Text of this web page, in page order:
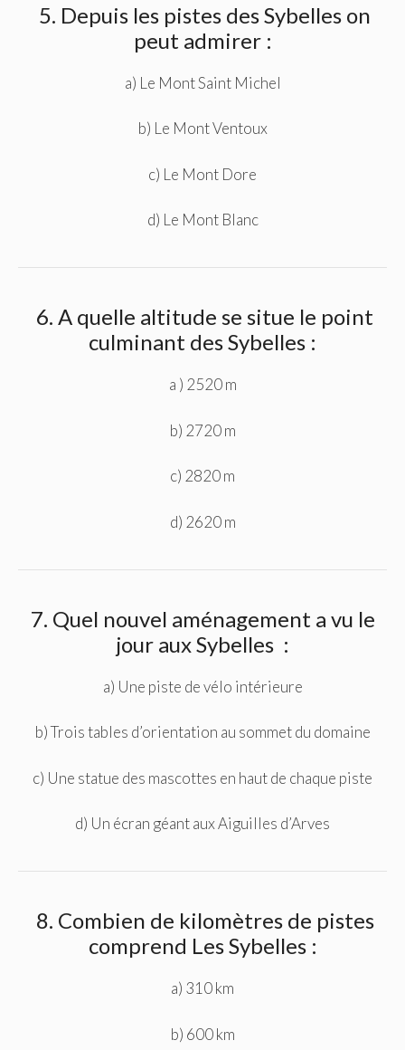
5. Depuis les pistes des Sybelles on
peut admirer :
a) Le Mont Saint Michel
b) Le Mont Ventoux
c) Le Mont Dore
d) Le Mont Blanc
6. A quelle altitude se situe le point
culminant des Sybelles :
a ) 2520 m
b) 2720 m
c) 2820 m
d) 2620 m
7. Quel nouvel aménagement a vu le
jour aux Sybelles :
a) Une piste de vélo intérieure
b) Trois tables d’orientation au sommet du domaine
c) Une statue des mascottes en haut de chaque piste
d) Un écran géant aux Aiguilles d’Arves
8. Combien de kilomètres de pistes
comprend Les Sybelles :
a) 310 km
b) 600 km